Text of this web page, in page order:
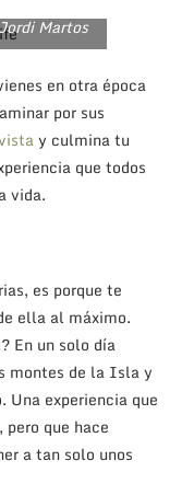
Martos
en otra época
por sus
y culmina tu
que todos
vida.
es porque te
ella al máximo.
En un solo día
montes de la Isla y
Una experiencia que
que hace
a tan solo unos